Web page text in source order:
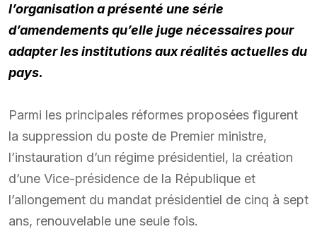
l’organisation a présenté une série
d’amendements qu’elle juge nécessaires pour
adapter les institutions aux réalités actuelles du
pays.
Parmi les principales réformes proposées figurent
la suppression du poste de Premier ministre,
l’instauration d’un régime présidentiel, la création
d’une Vice-présidence de la République et
l’allongement du mandat présidentiel de cinq à sept
ans, renouvelable une seule fois.